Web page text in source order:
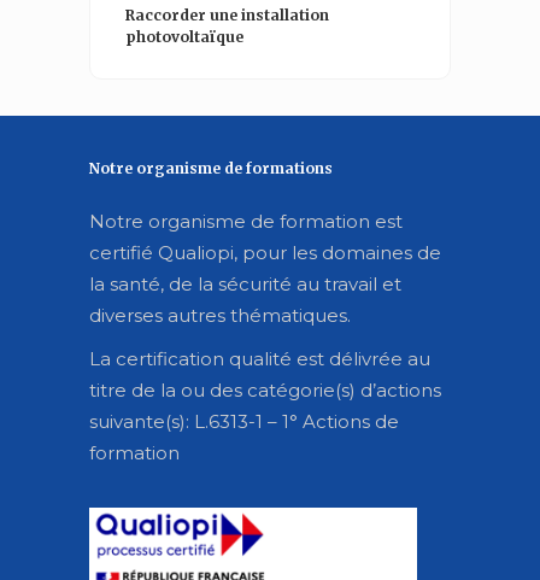
Raccorder une installation
photovoltaïque
Notre organisme de formations
Notre organisme de formation est
certifié Qualiopi, pour les domaines de
la santé, de la sécurité au travail et
diverses autres thématiques.
La certification qualité est délivrée au
titre de la ou des catégorie(s) d’actions
suivante(s): L.6313-1 – 1° Actions de
formation